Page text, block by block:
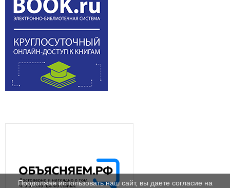
Продолжая использовать наш сайт, вы даете согласие на